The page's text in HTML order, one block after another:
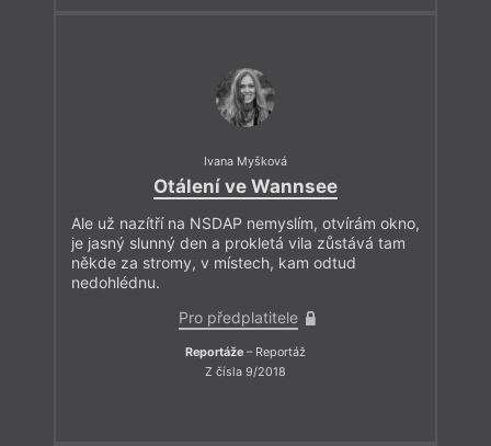
Ivana Myšková
Otálení ve Wannsee
Ale už nazítří na NSDAP nemyslím, otvírám okno,
je jasný slunný den a prokletá vila zůstává tam
někde za stromy, v místech, kam odtud
nedohlédnu.
Pro předplatitele
Reportáže – Reportáž
Z čísla 9/2018